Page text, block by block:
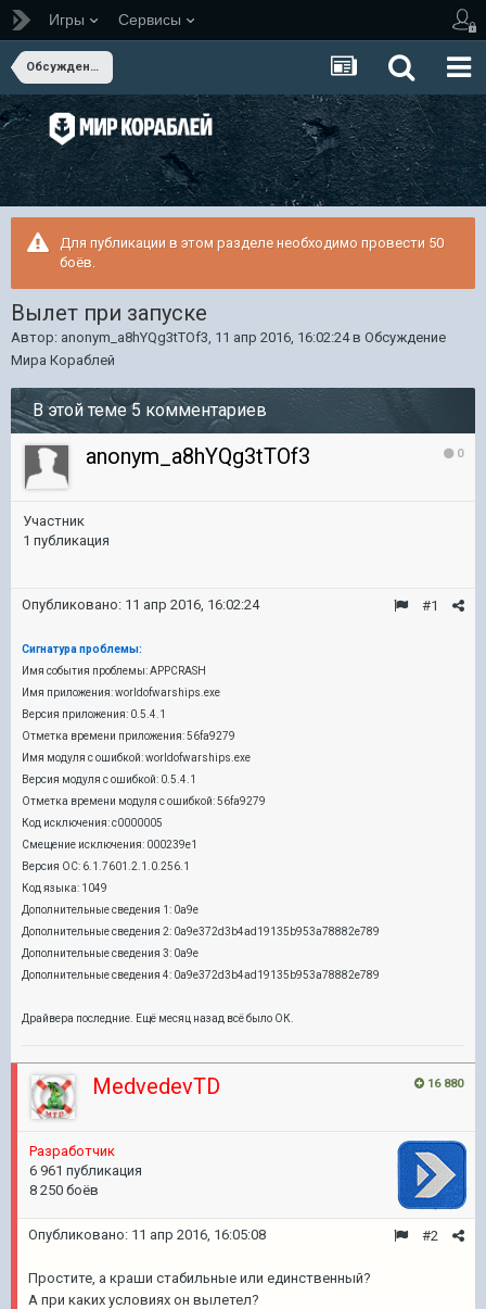
Игры Сервисы
Обсуждение Мира Кораблей
Для публикации в этом разделе необходимо провести 50
боёв.
Вылет при запуске
Автор: anonym_a8hYQg3tTOf3, 11 апр 2016, 16:02:24в Обсуждение
Мира Кораблей
В этой теме 5 комментариев
0
anonym_a8hYQg3tTOf3
Участник
1 публикация
#1
Опубликовано: 11 апр 2016, 16:02:24
Сигнатура проблемы:
Имя события проблемы: APPCRASH
Имя приложения: worldofwarships.exe
Версия приложения: 0.5.4.1
Отметка времени приложения: 56fa9279
Имя модуля с ошибкой: worldofwarships.exe
Версия модуля с ошибкой: 0.5.4.1
Отметка времени модуля с ошибкой: 56fa9279
Код исключения: c0000005
Смещение исключения: 000239e1
Версия ОС: 6.1.7601.2.1.0.256.1
Код языка: 1049
Дополнительные сведения 1: 0a9e
Дополнительные сведения 2: 0a9e372d3b4ad19135b953a78882e789
Дополнительные сведения 3: 0a9e
Дополнительные сведения 4: 0a9e372d3b4ad19135b953a78882e789
Драйвера последние. Ещё месяц назад всё было ОК.
16 880
MedvedevTD
Разработчик
6 961 публикация
8 250 боёв
#2
Опубликовано: 11 апр 2016, 16:05:08
Простите, а краши стабильные или единственный?
А при каких условиях он вылетел?